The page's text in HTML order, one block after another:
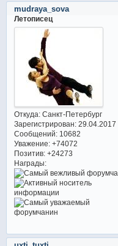
mudraya_sova
Летописец
Откуда:Санкт-Петербург
Зарегистрирован: 29.04.2017
Сообщений:10682
Уважение: +74072
Позитив: +24273
Награды: